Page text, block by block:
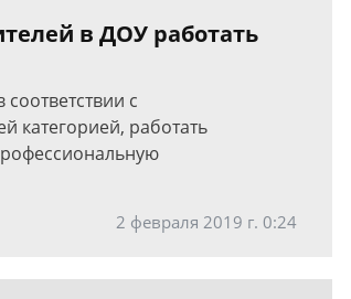
в ДОУ работать
с
категорией, работать
2 февраля 2019 г. 0:24